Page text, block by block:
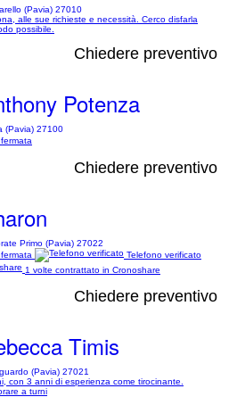
(Pavia) 27010
alle sue richieste e necessità. Cerco disfarla
possibile.
Chiedere preventivo
Potenza
(Pavia) 27100
Chiedere preventivo
Primo (Pavia) 27022
Telefono verificato
1 volte contrattato in Cronoshare
Chiedere preventivo
Timis
(Pavia) 27021
con 3 anni di esperienza come tirocinante.
a turni